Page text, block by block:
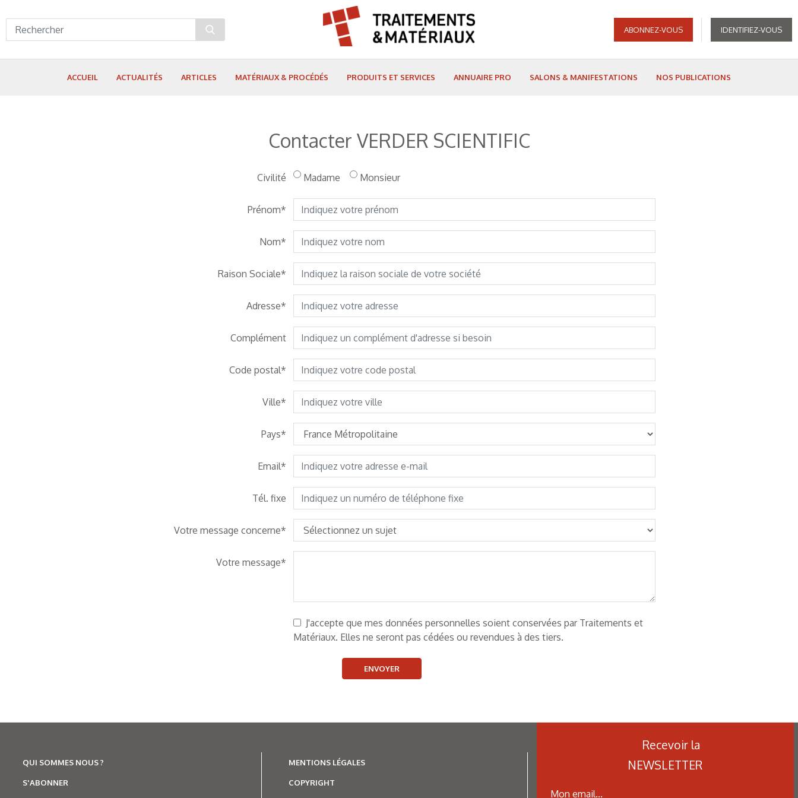
ABONNEZ-VOUS IDENTIFIEZ-VOUS
ACCUEIL ACTUALITÉS ARTICLES MATÉRIAUX & PROCÉDÉS PRODUITS ET SERVICES ANNUAIRE PRO SALONS & MANIFESTATIONS NOS PUBLICATIONS
Contacter VERDER SCIENTIFIC
Civilité Madame Monsieur
Prénom
Nom
Raison Sociale
Adresse
Complément
Code postal
Ville
Pays
Email
Tél. fixe
Votre message concerne
Votre message
J'accepte que mes données personnelles soient conservées par Traitements et
Matériaux. Elles ne seront pas cédées ou revendues à des tiers.
ENVOYER
QUI SOMMES NOUS ?
S'ABONNER
MENTIONS LÉGALES
COPYRIGHT
Recevoir la
NEWSLETTER